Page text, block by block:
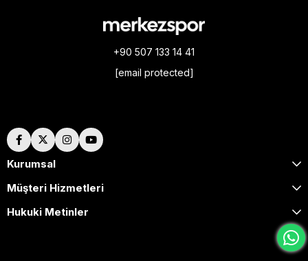
+90 507 133 14 41
[email protected]
Kurumsal
Müşteri Hizmetleri
Hukuki Metinler